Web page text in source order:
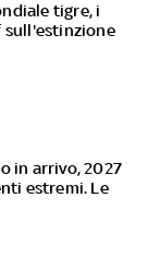
tigre, i
sull'estinzione
in arrivo, 2027
estremi. Le